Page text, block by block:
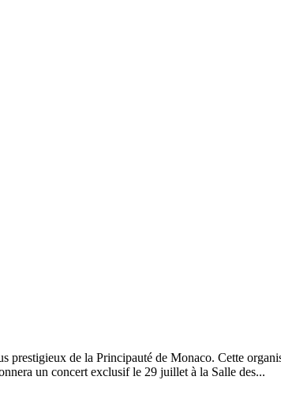
prestigieux de la Principauté de Monaco. Cette
un concert exclusif le 29 juillet à la Salle des...